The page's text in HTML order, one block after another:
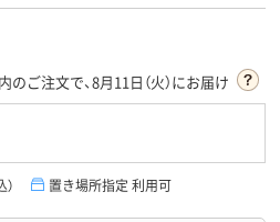
のご注文で、8月11日（火）にお届け
） 置き場所指定 利用可